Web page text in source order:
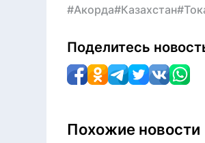
#Акорда#Казахстан
Поделитесь
Похожие новости